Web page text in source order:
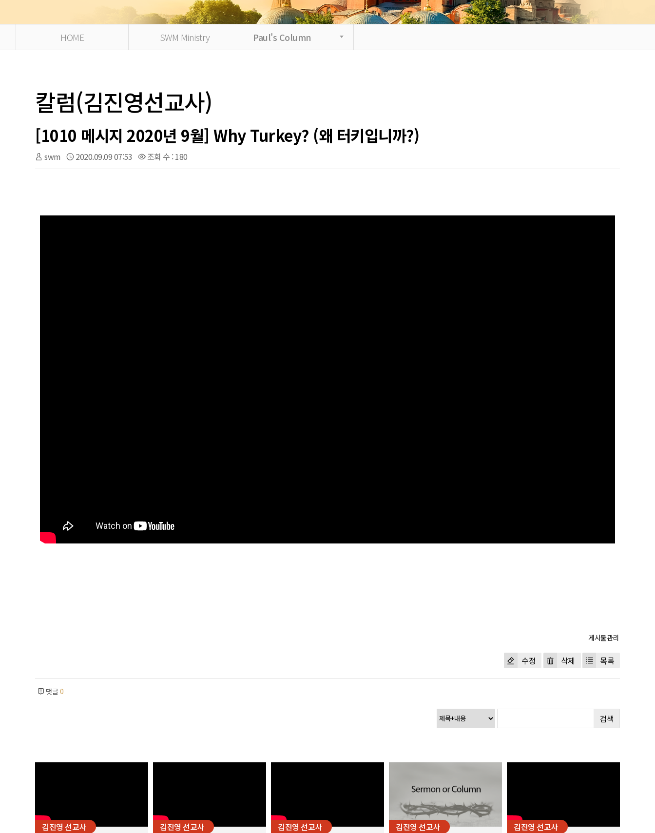
HOME SWM Ministry Paul's Column
칼럼(김진영선교사)
[1010 메시지 2020년 9월] Why Turkey? (왜 터키입니까?)
swm 2020.09.09 07:53 조회 수 : 180
수정 삭제 목록
댓글0
검색
김진영 선교사 김진영 선교사 김진영 선교사 김진영 선교사 김진영 선교사